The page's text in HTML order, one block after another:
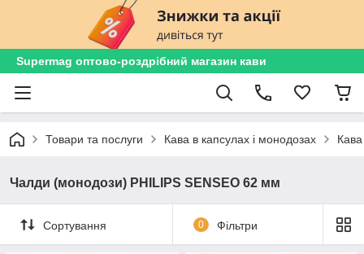
Supermag оптово-роздрібний магазин кави
Товари та послуги Кава в капсулах і монодозах
Чалди (монодози) PHILIPS SENSEO 62 мм
Сортування 0 Фільтри